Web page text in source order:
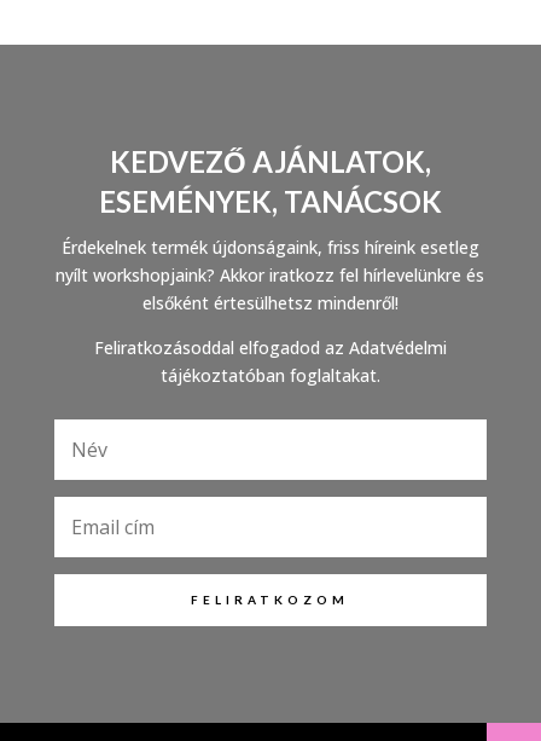
KEDVEZŐ AJÁNLATOK,
ESEMÉNYEK, TANÁCSOK
Érdekelnek termék újdonságaink, friss híreink esetleg
nyílt workshopjaink? Akkor iratkozz fel hírlevelünkre és
elsőként értesülhetsz mindenről!
Feliratkozásoddal elfogadod az Adatvédelmi
tájékoztatóban foglaltakat.
FELIRATKOZOM